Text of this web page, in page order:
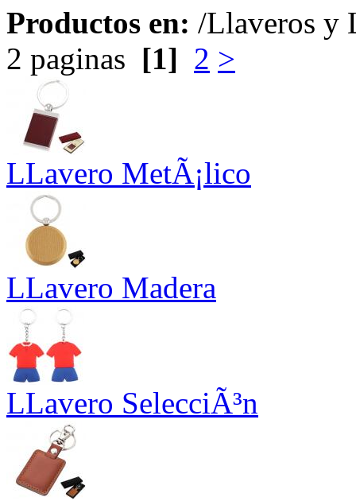
Productos en: /Llaveros y
2 paginas [1] 2 >
LLavero MetÃ¡lico
LLavero Madera
LLavero SelecciÃ³n